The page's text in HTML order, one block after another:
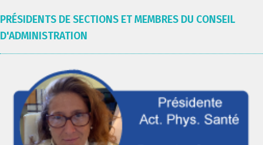
PRÉSIDENTS DE SECTIONS ET MEMBRES DU CONSEIL
D'ADMINISTRATION